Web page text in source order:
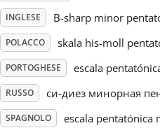
Українська
简体中文
繁體中文
INGLESE B-sharp minor
POLACCO skala his-moll
PORTOGHESE escala
RUSSO си-диез минорная
SPAGNOLO escala pentatónica